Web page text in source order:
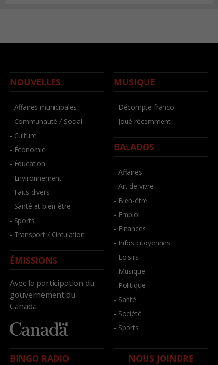
NOUVELLES
- Affaires municipales
- Communauté / Social
- Culture
- Économie
- Éducation
- Environnement
- Faits divers
- Santé et bien-être
- Sports
- Transport / Circulation
ÉMISSIONS
Avec la participation du
gouvernement du
Canada
MUSIQUE
- Décompte franco
- Joué récemment
BALADOS
- Affaires
- Art de vivre
- Bien-être
- Emploi
- Finances
- Infos citoyennes
- Loisirs
- Musique
- Politique
- Santé
- Société
- Sports
BINGO RADIO NOUS JOINDRE